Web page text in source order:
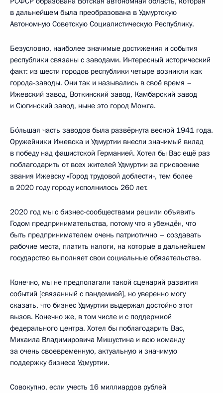
в дальнейшем была преобразована в Удмуртскую
Автономную Советскую Социалистическую Республику.
Безусловно, наиболее значимые достижения и события
республики связаны с заводами. Интересный исторический
факт: из шести городов республики четыре возникли как
города-заводы. Они так и назывались в своё время –
Ижевский завод, Воткинский завод, Камбарский завод
и Сюгинский завод, ныне это город Можга.
Бóльшая часть заводов была развёрнута весной 1941 года.
Оружейники Ижевска и Удмуртии внесли значимый вклад
в победу над фашистской Германией. Хотел бы Вас ещё раз
поблагодарить от всех жителей Удмуртии за присвоение
звания Ижевску «Город трудовой доблести», тем более
в 2020 году городу исполнилось 260 лет.
2020 год мы с бизнес-сообществами решили объявить
Годом предпринимательства, потому что я убеждён, что
быть предпринимателем очень патриотично – создавать
рабочие места, платить налоги, на которые в дальнейшем
государство выполняет свои социальные обязательства.
Конечно, мы не предполагали такой сценарий развития
событий [связанный с пандемией], но уверенно могу
сказать, что бизнес Удмуртии выдержал достойно этот
вызов. Конечно же, в том числе и с поддержкой
федерального центра. Хотел бы поблагодарить Вас,
Михаила Владимировича Мишустина и всю команду
за очень своевременную, актуальную и значимую
поддержку бизнеса Удмуртии.
Совокупно, если учесть 16 миллиардов рублей